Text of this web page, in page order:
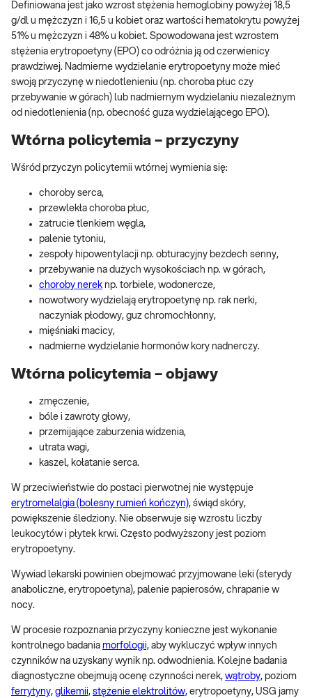
Definiowana jest jako wzrost stężenia hemoglobiny powyżej 18,5
g/dl u mężczyzn i 16,5 u kobiet oraz wartości hematokrytu powyżej
51% u mężczyzn i 48% u kobiet. Spowodowana jest wzrostem
stężenia erytropoetyny (EPO) co odróżnia ją od czerwienicy
prawdziwej. Nadmierne wydzielanie erytropoetyny może mieć
swoją przyczynę w niedotlenieniu (np. choroba płuc czy
przebywanie w górach) lub nadmiernym wydzielaniu niezależnym
od niedotlenienia (np. obecność guza wydzielającego EPO).
Wtórna policytemia – przyczyny
Wśród przyczyn policytemii wtórnej wymienia się:
choroby serca,
przewlekła choroba płuc,
zatrucie tlenkiem węgla,
palenie tytoniu,
zespoły hipowentylacji np. obturacyjny bezdech senny,
przebywanie na dużych wysokościach np. w górach,
choroby nerek np. torbiele, wodonercze,
nowotwory wydzielają erytropoetynę np. rak nerki,
naczyniak płodowy, guz chromochłonny,
mięśniaki macicy,
nadmierne wydzielanie hormonów kory nadnerczy.
Wtórna policytemia – objawy
zmęczenie,
bóle i zawroty głowy,
przemijające zaburzenia widzenia,
utrata wagi,
kaszel, kołatanie serca.
W przeciwieństwie do postaci pierwotnej nie występuje
erytromelalgia (bolesny rumień kończyn), świąd skóry,
powiększenie śledziony. Nie obserwuje się wzrostu liczby
leukocytów i płytek krwi. Często podwyższony jest poziom
erytropoetyny.
Wywiad lekarski powinien obejmować przyjmowane leki (sterydy
anaboliczne, erytropoetyna), palenie papierosów, chrapanie w
nocy.
W procesie rozpoznania przyczyny konieczne jest wykonanie
kontrolnego badania morfologii, aby wykluczyć wpływ innych
czynników na uzyskany wynik np. odwodnienia. Kolejne badania
diagnostyczne obejmują ocenę czynności nerek, wątroby, poziom
ferrytyny, glikemii, stężenie elektrolitów, erytropoetyny, USG jamy